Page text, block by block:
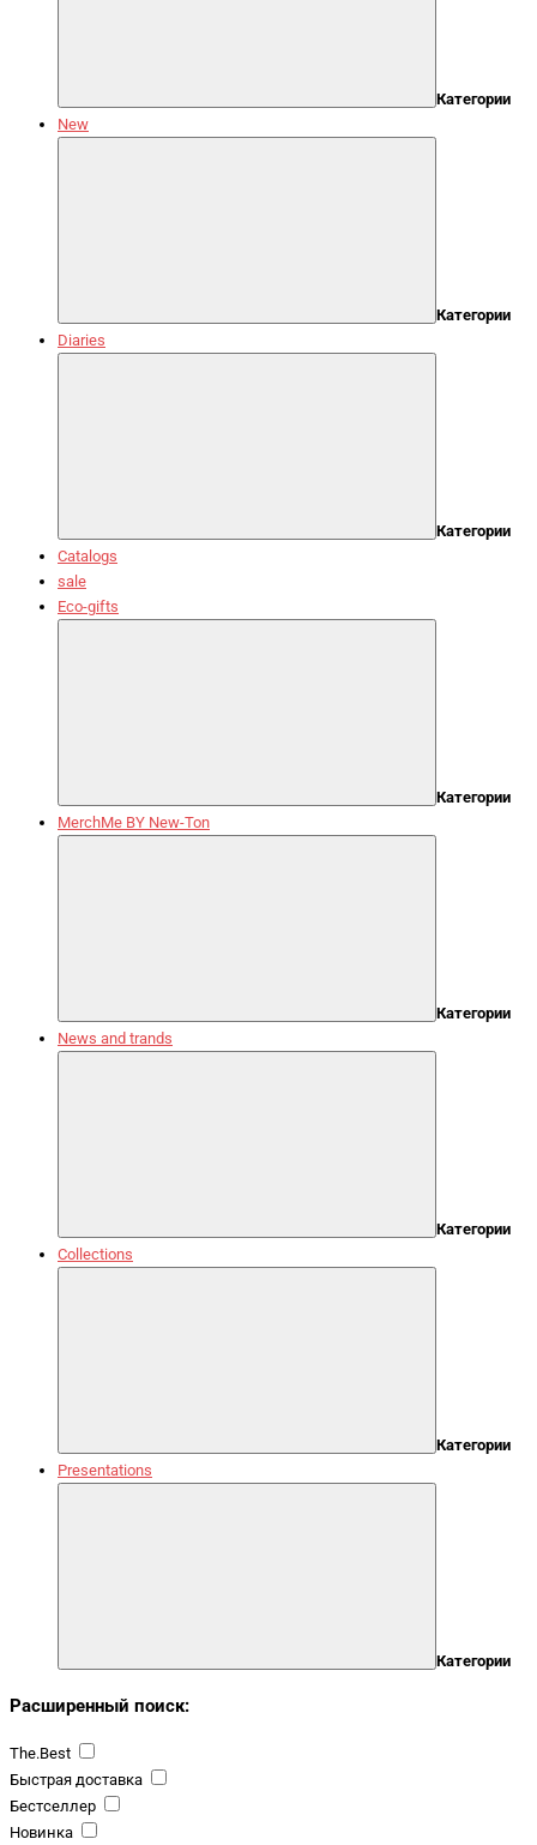
Категории
New
Категории
Diaries
Категории
Catalogs
sale
Eco-gifts
Категории
MerchMe BY New-Ton
Категории
News and trands
Категории
Collections
Категории
Presentations
Категории
Расширенный поиск:
The.Best
Быстрая доставка
Бестселлер
Новинка